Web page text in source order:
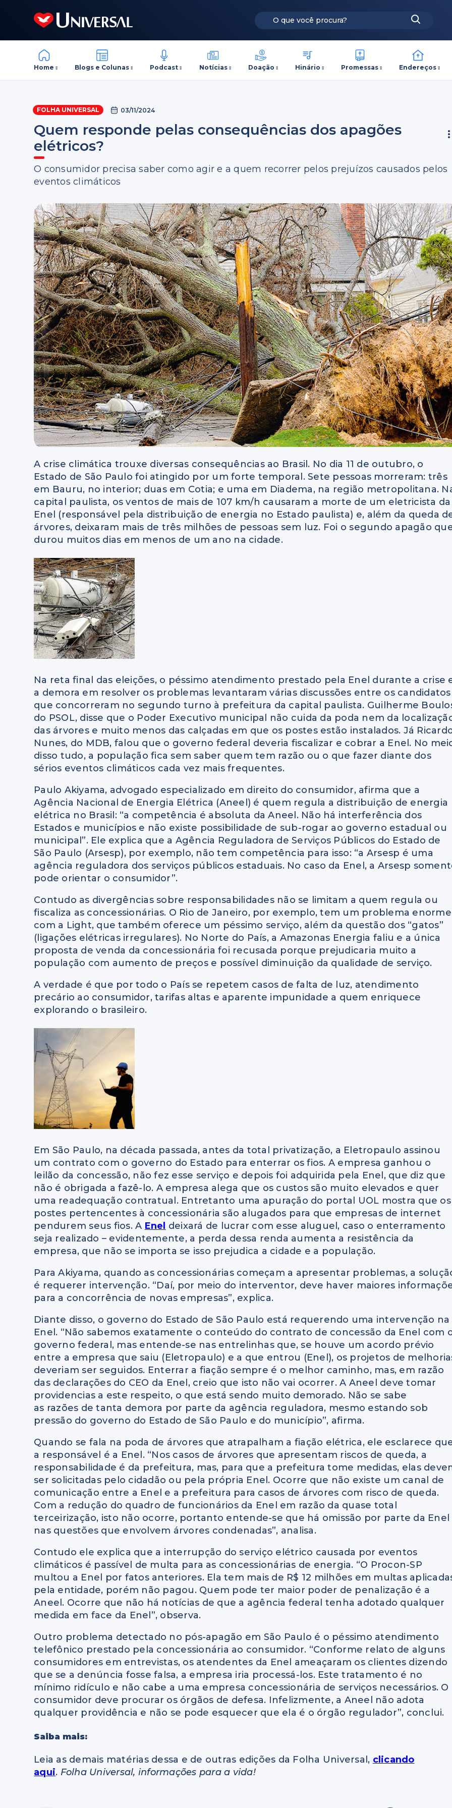
Home Blogs e Colunas Podcast Notícias Doação Hinário Promessas Endereços
FOLHA UNIVERSAL 03/11/2024
Quem responde pelas consequências dos apagões
elétricos?
O consumidor precisa saber como agir e a quem recorrer pelos prejuízos causados pelos
eventos climáticos
A crise climática trouxe diversas consequências ao Brasil. No dia 11 de outubro, o
Estado de São Paulo foi atingido por um forte temporal. Sete pessoas morreram: três
em Bauru, no interior; duas em Cotia; e uma em Diadema, na região metropolitana.
capital paulista, os ventos de mais de 107 km/h causaram a morte de um eletricista da
Enel (responsável pela distribuição de energia no Estado paulista) e, além da queda
árvores, deixaram mais de três milhões de pessoas sem luz. Foi o segundo apagão
durou muitos dias em menos de um ano na cidade.
Na reta final das eleições, o péssimo atendimento prestado pela Enel durante a crise
a demora em resolver os problemas levantaram várias discussões entre os candidatos
que concorreram no segundo turno à prefeitura da capital paulista. Guilherme
do PSOL, disse que o Poder Executivo municipal não cuida da poda nem da
das árvores e muito menos das calçadas em que os postes estão instalados. Já
Nunes, do MDB, falou que o governo federal deveria fiscalizar e cobrar a Enel. No
disso tudo, a população fica sem saber quem tem razão ou o que fazer diante dos
sérios eventos climáticos cada vez mais frequentes.
Paulo Akiyama, advogado especializado em direito do consumidor, afirma que a
Agência Nacional de Energia Elétrica (Aneel) é quem regula a distribuição de energia
elétrica no Brasil: “a competência é absoluta da Aneel. Não há interferência dos
Estados e municípios e não existe possibilidade de sub-rogar ao governo estadual ou
municipal”. Ele explica que a Agência Reguladora de Serviços Públicos do Estado de
São Paulo (Arsesp), por exemplo, não tem competência para isso: “a Arsesp é uma
agência reguladora dos serviços públicos estaduais. No caso da Enel, a Arsesp
pode orientar o consumidor”.
Contudo as divergências sobre responsabilidades não se limitam a quem regula ou
fiscaliza as concessionárias. O Rio de Janeiro, por exemplo, tem um problema enorme
com a Light, que também oferece um péssimo serviço, além da questão dos “gatos”
(ligações elétricas irregulares). No Norte do País, a Amazonas Energia faliu e a única
proposta de venda da concessionária foi recusada porque prejudicaria muito a
população com aumento de preços e possível diminuição da qualidade de serviço.
A verdade é que por todo o País se repetem casos de falta de luz, atendimento
precário ao consumidor, tarifas altas e aparente impunidade a quem enriquece
explorando o brasileiro.
Em São Paulo, na década passada, antes da total privatização, a Eletropaulo assinou
um contrato com o governo do Estado para enterrar os fios. A empresa ganhou o
leilão da concessão, não fez esse serviço e depois foi adquirida pela Enel, que diz que
não é obrigada a fazê-lo. A empresa alega que os custos são muito elevados e quer
uma readequação contratual. Entretanto uma apuração do portal UOL mostra que os
postes pertencentes à concessionária são alugados para que empresas de internet
pendurem seus fios. A Enel deixará de lucrar com esse aluguel, caso o enterramento
seja realizado – evidentemente, a perda dessa renda aumenta a resistência da
empresa, que não se importa se isso prejudica a cidade e a população.
Para Akiyama, quando as concessionárias começam a apresentar problemas, a
é requerer intervenção. “Daí, por meio do interventor, deve haver maiores
para a concorrência de novas empresas”, explica.
Diante disso, o governo do Estado de São Paulo está requerendo uma intervenção na
Enel. “Não sabemos exatamente o conteúdo do contrato de concessão da Enel com
governo federal, mas entende-se nas entrelinhas que, se houve um acordo prévio
entre a empresa que saiu (Eletropaulo) e a que entrou (Enel), os projetos de
deveriam ser seguidos. Enterrar a fiação sempre é o melhor caminho, mas, em razão
das declarações do CEO da Enel, creio que isto não vai ocorrer. A Aneel deve tomar
providencias a este respeito, o que está sendo muito demorado. Não se sabe
as razões de tanta demora por parte da agência reguladora, mesmo estando sob
pressão do governo do Estado de São Paulo e do município”, afirma.
Quando se fala na poda de árvores que atrapalham a fiação elétrica, ele esclarece
a responsável é a Enel. “Nos casos de árvores que apresentam riscos de queda, a
responsabilidade é da prefeitura, mas, para que a prefeitura tome medidas, elas
ser solicitadas pelo cidadão ou pela própria Enel. Ocorre que não existe um canal de
comunicação entre a Enel e a prefeitura para casos de árvores com risco de queda.
Com a redução do quadro de funcionários da Enel em razão da quase total
terceirização, isto não ocorre, portanto entende-se que há omissão por parte da Enel
nas questões que envolvem árvores condenadas”, analisa.
Contudo ele explica que a interrupção do serviço elétrico causada por eventos
climáticos é passível de multa para as concessionárias de energia. “O Procon-SP
multou a Enel por fatos anteriores. Ela tem mais de R$ 12 milhões em multas
pela entidade, porém não pagou. Quem pode ter maior poder de penalização é a
Aneel. Ocorre que não há notícias de que a agência federal tenha adotado qualquer
medida em face da Enel”, observa.
Outro problema detectado no pós-apagão em São Paulo é o péssimo atendimento
telefônico prestado pela concessionária ao consumidor. “Conforme relato de alguns
consumidores em entrevistas, os atendentes da Enel ameaçaram os clientes dizendo
que se a denúncia fosse falsa, a empresa iria processá-los. Este tratamento é no
mínimo ridículo e não cabe a uma empresa concessionária de serviços necessários. O
consumidor deve procurar os órgãos de defesa. Infelizmente, a Aneel não adota
qualquer providência e não se pode esquecer que ela é o órgão regulador”, conclui.
Saiba mais:
Leia as demais matérias dessa e de outras edições da Folha Universal, clicando
aqui. Folha Universal, informações para a vida!